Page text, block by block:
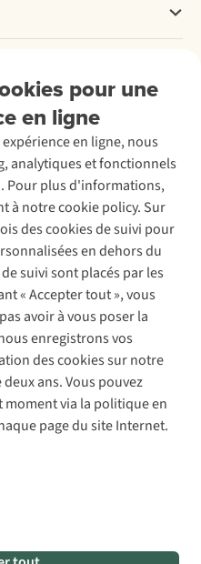
pour une
en ligne
en ligne, nous
analytiques et fonctionnels
Pour plus d'informations,
à notre cookie policy. Sur
des cookies de suivi pour
en dehors du
suivi sont placés par les
« Accepter tout », vous
avoir à vous poser la
enregistrons vos
des cookies sur notre
ans. Vous pouvez
via la politique en
page du site Internet.
nous
de confidentialité
Cookie Policy